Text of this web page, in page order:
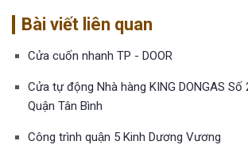
Bài viết liên quan
Cửa cuốn nhanh TP - DOOR
Cửa tự động Nhà hàng KING DONGAS Số
Quận Tân Bình
Công trình quận 5 Kinh Dương Vương